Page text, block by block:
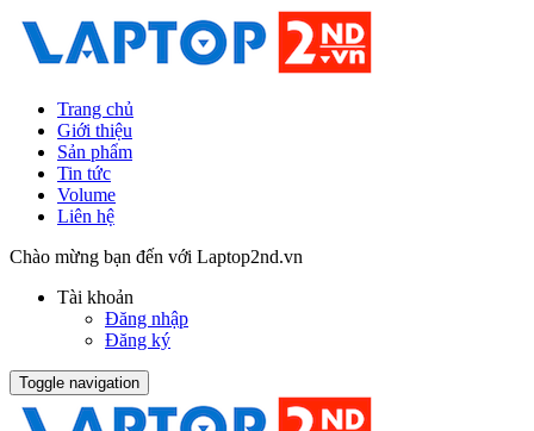
Trang chủ
Giới thiệu
Sản phẩm
Tin tức
Volume
Liên hệ
Chào mừng bạn đến với Laptop2nd.vn
Tài khoản
Đăng nhập
Đăng ký
Toggle navigation